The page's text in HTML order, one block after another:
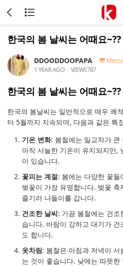
한국의 봄 날씨는 어때요~??
DDOODDOOPAPA
1 YEAR AGO
VIEWS787
한국의 봄 날씨는 어때요~??
한국의 봄날씨는 일반적으로 매우 쾌
터 5월까지 지속되며, 다음과 같은 특
기온 변화: 봄철에는 일교차가 큰
아직 서늘한 기온이 유지되지만,
이 있습니다.
꽃피는 계절: 봄에는 다양한 꽃
벚꽃이 가장 유명합니다. 벚꽃
즐기러 나들이를 갑니다.
건조한 날씨: 가끔 봄철에는 건조
습니다. 바람이 강하고 대기가
도 합니다.
옷차림: 봄철은 아침과 저녁이
는 것이 좋습니다. 낮에는 따뜻